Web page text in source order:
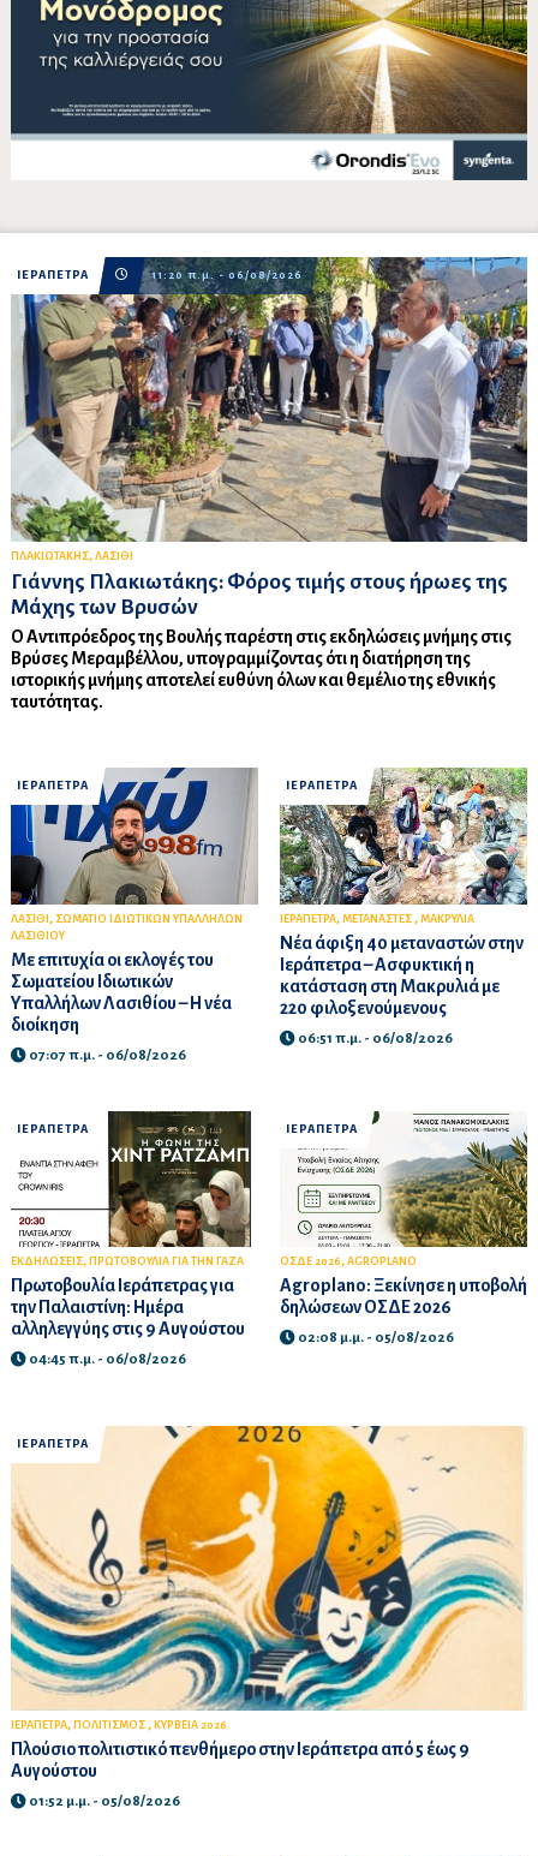
ΙΕΡΑΠΕΤΡΑ 11:20 π.μ. - 06/08/2026
ΠΛΑΚΙΩΤΑΚΗΣ, ΛΑΣΙΘΙ
Γιάννης Πλακιωτάκης: Φόρος τιμής στους ήρωες της
Μάχης των Βρυσών
Ο Αντιπρόεδρος της Βουλής παρέστη στις εκδηλώσεις μνήμης στις
Βρύσες Μεραμβέλλου, υπογραμμίζοντας ότι η διατήρηση της
ιστορικής μνήμης αποτελεί ευθύνη όλων και θεμέλιο της εθνικής
ταυτότητας.
ΙΕΡΑΠΕΤΡΑ
ΛΑΣΙΘΙ , ΣΩΜΑΤΙΟ ΙΔΙΩΤΙΚΩΝ ΥΠΑΛΛΗΛΩΝ
ΛΑΣΙΘΙΟΥ
Με επιτυχία οι εκλογές του
Σωματείου Ιδιωτικών
Υπαλλήλων Λασιθίου – Η νέα
διοίκηση
07:07 π.μ. - 06/08/2026
ΙΕΡΑΠΕΤΡΑ
ΙΕΡΑΠΕΤΡΑ, ΜΕΤΑΝΑΣΤΕΣ , ΜΑΚΡΥΛΙΑ
Νέα άφιξη 40 μεταναστών στην
Ιεράπετρα – Ασφυκτική η
κατάσταση στη Μακρυλιά με
220 φιλοξενούμενους
06:51 π.μ. - 06/08/2026
ΙΕΡΑΠΕΤΡΑ
ΕΚΔΗΛΩΣΕΙΣ, ΠΡΩΤΟΒΟΥΛΙΑ ΓΙΑ ΤΗΝ ΓΑΖΑ
Πρωτοβουλία Ιεράπετρας για
την Παλαιστίνη: Ημέρα
αλληλεγγύης στις 9 Αυγούστου
04:45 π.μ. - 06/08/2026
ΙΕΡΑΠΕΤΡΑ
ΟΣΔΕ 2026, AGROPLANO
Agroplano: Ξεκίνησε η υποβολή
δηλώσεων ΟΣΔΕ 2026
02:08 μ.μ. - 05/08/2026
ΙΕΡΑΠΕΤΡΑ
ΙΕΡΑΠΕΤΡΑ, ΠΟΛΙΤΙΣΜΟΣ , ΚΥΡΒΕΙΑ 2026
Πλούσιο πολιτιστικό πενθήμερο στην Ιεράπετρα από 5 έως 9
Αυγούστου
01:52 μ.μ. - 05/08/2026